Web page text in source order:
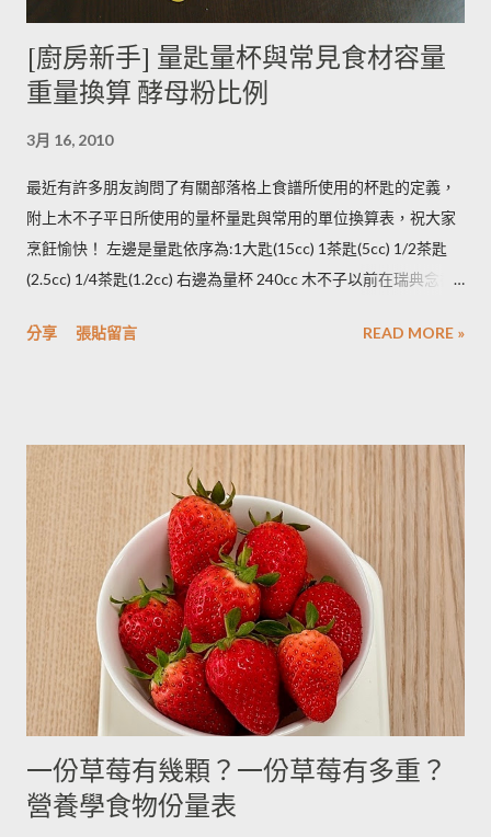
木不子誤解《食物與廚藝 蔬果、香料、穀物》 P82~85的文字
意義，請大家掠過這段說法。自己的經驗是冰過的馬鈴薯煮完比
較容易發黑，但是目前還找不到相關的原因。歡迎大家提供。 3.
淨蒸熟，接著再依據料理需求切塊或壓泥分裝，送入冷凍庫冷
凍。必須注意的是，在馬鈴薯冷凍的過程，水分會與澱粉脫離，
所以解凍馬鈴薯塊時馬鈴薯會出水，不同的馬鈴薯品種，出水程
度不同，可依料理需求選擇；冷凍庫的幸福生活提案一書提到：
將馬鈴薯壓成泥，可以改善馬鈴薯解凍後水水軟軟的狀態。木不
被附近的馬鈴薯泥吸收。 2014/12/12補充from Patty： 1.新鮮現
落擺放三個月。...
[廚房新手] 量匙量杯與常見食材容量
重量換算 酵母粉比例
3月 16, 2010
最近有許多朋友詢問了有關部落格上食譜所使用的杯匙的定義，
附上木不子平日所使用的量杯量匙與常用的單位換算表，祝大家
烹飪愉快！ 左邊是量匙依序為:1大匙(15cc) 1茶匙(5cc) 1/2茶匙
(2.5cc) 1/4茶匙(1.2cc) 右邊為量杯 240cc 木不子以前在瑞典念書
用材料容量重量換算表 名稱 1 小匙 (1t) 1 大匙(1T) 1 杯(1cup)
3.9g --------- --------- 可可粉 2g 6g 80g 乾酵母 3.3g 10g --------- 吉
利丁粉 3.3g 10g 細鹽 4.3g 13g ---------- 細砂糖 4g 13g 170g 粗砂
糖 4g 13g 170g 糖粉 2g 6g 100g 蜂蜜 7g 22g 290g 沙拉油 4g
14g 190g 鮮奶油 5g 15g 200g 奶油 4.5g 14g 205g 酥油 4g 13g
180g 牛奶 6g 17g 210g 煉乳 6g 17.5g 240g 優格 5g 15g 210g 清
水 5g 15g 200g 可可粉 2g 6g 80g 即溶咖啡 2g 6g 70g 葡萄乾 ----
- ------- 170g 引用自 Mami的魔法廚房 ...
分享 張貼留言 READ MORE »
一份草莓有幾顆？一份草莓有多重？
營養學食物份量表